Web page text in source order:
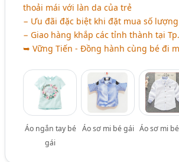
thoải mái với làn da của trẻ
− Ưu đãi đặc biệt khi đặt mua số
− Giao hàng khắp các tỉnh thành tại
➥ Vững Tiến - Đồng hành cùng bé đi
Áo ngắn tay bé
gái
Áo sơ mi bé gái Áo sơ mi